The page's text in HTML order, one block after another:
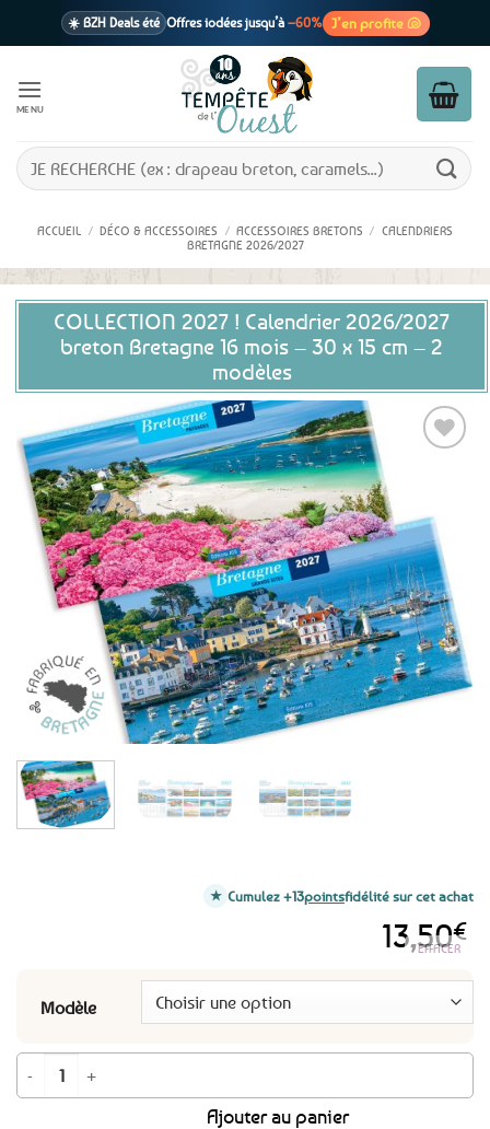
☀️ BZH Deals été Offres iodées jusqu’à –60% J’en profite 🐚
1 cadeau offertdès 39€ d’achats
En point relais dès 3,95€ seulement
MENU
Recherche
pour :
ACCUEIL / DÉCO & ACCESSOIRES / ACCESSOIRES BRETONS / CALENDRIERS
BRETAGNE 2026/2027
COLLECTION 2027 ! Calendrier 2026/2027
breton Bretagne 16 mois – 30 x 15 cm – 2
modèles
Ajouter
aux
favoris
13,50€
Modèle
EFFACER
quantité de COLLECTION 2027 ! Calendrier 2026/2027 breton Bretagne
Ajouter au panier
Cumulez +13pointsfidélité sur cet achat